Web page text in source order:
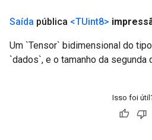
Saída pública <TUint8>
Um `Tensor` bidimensional do tipo
`dados`, e o tamanho da
Isso foi